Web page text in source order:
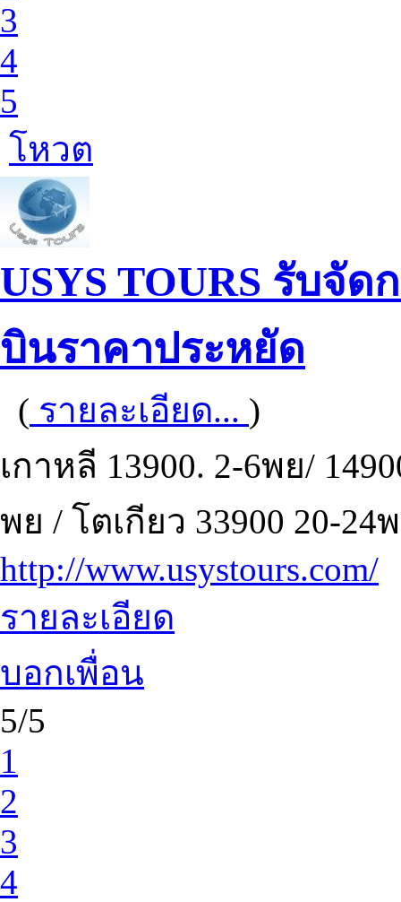
3
4
5
โหวต
USYS TOURS รับจั
บินราคาประหยัด
( รายละเอียด... )
เกาหลี 13900. 2-6พย/
พย / โตเกียว 33900 20-24
http://www.usystours.com/
รายละเอียด
บอกเพื่อน
5/5
1
2
3
4